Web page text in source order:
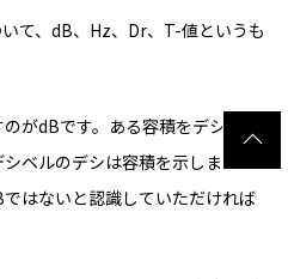
て、dB、Hz、Dr、T-値というも
がdBです。ある容積をデシリッ
ベルのデシは容積を示します。
はないと認識していただければ